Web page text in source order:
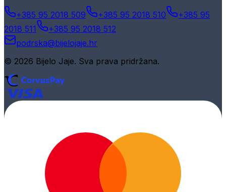
+385 95 2018 509 +385 95 2018 510
+385 95
2018 511
+385 95 2018 512
podrska@bijelojaje.hr
© 2026 Bijelo Jaje. Sva prava pridržana.